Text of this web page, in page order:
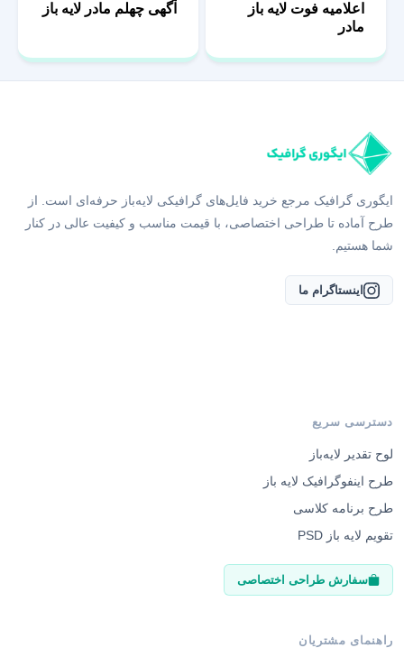
اعلامیه فوت لایه باز
مادر
آگهی چهلم مادر لایه باز
ایگوری گرافیک مرجع خرید فایل‌های گرافیکی لایه‌باز حرفه‌ای است. از
طرح آماده تا طراحی اختصاصی، با قیمت مناسب و کیفیت عالی در کنار
شما هستیم.
اینستاگرام ما
دسترسی سریع
لوح تقدیر لایه‌باز
طرح اینفوگرافیک لایه باز
طرح برنامه کلاسی
تقویم لایه باز PSD
سفارش طراحی اختصاصی
راهنمای مشتریان